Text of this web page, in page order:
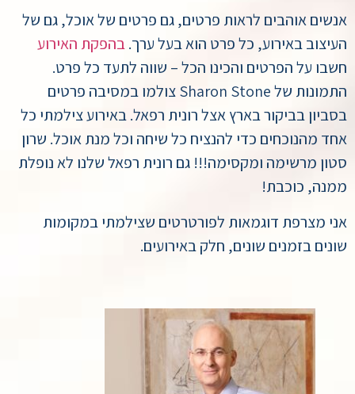
אנשים אוהבים לראות פרטים, גם פרטים של אוכל, גם של
העיצוב באירוע, כל פרט הוא בעל ערך.בהפקת האירוע
חשבו על הפרטים והכינו הכל – שווה לתעד כל פרט.
התמונות של Sharon Stone צולמו במסיבה פרטים
בסביון בביקור בארץ אצל רונית רפאל. באירוע צילמתי כל
אחד מהנוכחים כדי להנציח כל שיחה וכל מנת אוכל. שרון
סטון מרשימה ומקסימה!!! גם רונית רפאל שלנו לא נופלת
ממנה, כוכבת!
אני מצרפת דוגמאות לפורטרטים שצילמתי במקומות
שונים בזמנים שונים, חלק באירועים.